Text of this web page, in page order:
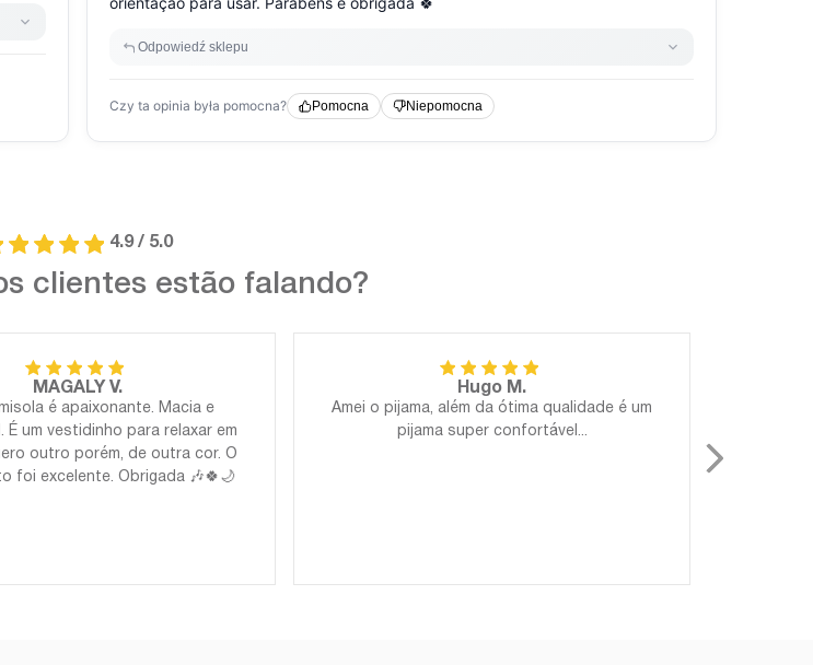
4.9 / 5.0
clientes estão falando?
MAGALY V.
é apaixonante. Macia e
É um vestidinho para relaxar em
outro porém, de outra cor. O
foi excelente. Obrigada 🎶🍀🌙
Hugo M.
Amei o pijama, além da ótima qualidade é um
pijama super confortável...